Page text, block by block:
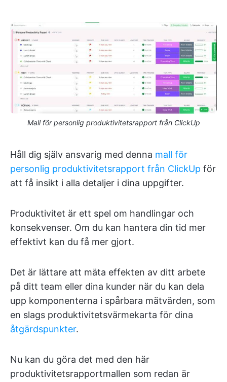
Mall för personlig produktivitetsrapport från ClickUp
Håll dig själv ansvarig med denna mall för
personlig produktivitetsrapport från ClickUp för
att få insikt i alla detaljer i dina uppgifter.
Produktivitet är ett spel om handlingar och
konsekvenser. Om du kan hantera din tid mer
effektivt kan du få mer gjort.
Det är lättare att mäta effekten av ditt arbete
på ditt team eller dina kunder när du kan dela
upp komponenterna i spårbara mätvärden, som
en slags produktivitetsvärmekarta för dina
åtgärdspunkter.
Nu kan du göra det med den här
produktivitetsrapportmallen som redan är